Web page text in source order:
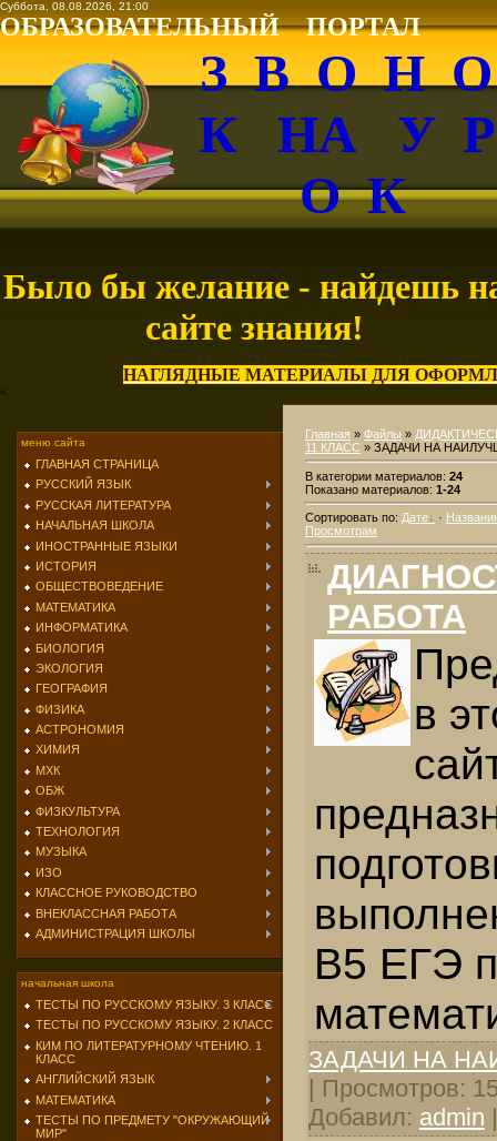
Суббота, 08.08.2026, 21:00
ОБРАЗОВАТЕЛЬНЫЙ ПОРТАЛ
З В О Н
К НА У
О К
Было бы желание - найдешь
сайте знания!
НАГЛЯДНЫЕ МАТЕРИАЛЫ ДЛЯ
<
меню сайта
ГЛАВНАЯ СТРАНИЦА
РУССКИЙ ЯЗЫК
РУССКАЯ ЛИТЕРАТУРА
НАЧАЛЬНАЯ ШКОЛА
ИНОСТРАННЫЕ ЯЗЫКИ
ИСТОРИЯ
ОБЩЕСТВОВЕДЕНИЕ
МАТЕМАТИКА
ИНФОРМАТИКА
БИОЛОГИЯ
ЭКОЛОГИЯ
ГЕОГРАФИЯ
ФИЗИКА
АСТРОНОМИЯ
ХИМИЯ
МХК
ОБЖ
ФИЗКУЛЬТУРА
ТЕХНОЛОГИЯ
МУЗЫКА
ИЗО
КЛАССНОЕ РУКОВОДСТВО
ВНЕКЛАССНАЯ РАБОТА
АДМИНИСТРАЦИЯ ШКОЛЫ
начальная школа
ТЕСТЫ ПО РУССКОМУ ЯЗЫКУ. 3 КЛАСС
ТЕСТЫ ПО РУССКОМУ ЯЗЫКУ. 2 КЛАСС
КИМ ПО ЛИТЕРАТУРНОМУ ЧТЕНИЮ. 1
КЛАСС
АНГЛИЙСКИЙ ЯЗЫК
МАТЕМАТИКА
ТЕСТЫ ПО ПРЕДМЕТУ "ОКРУЖАЮЩИЙ
МИР"
Главная » Файлы »
11 КЛАСС » ЗАДАЧИ НА
В категории материалов: 24
Показано материалов: 1-24
Сортировать по: Дате ·
Просмотрам
РАБОТА
в
В5 ЕГЭ
ЗАДАЧИ НА
| Просмотров:
Добавил: admin